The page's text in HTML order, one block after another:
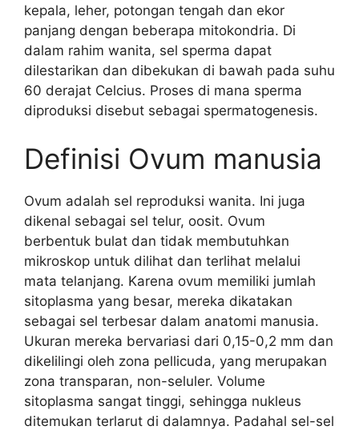
kepala, leher, potongan tengah dan ekor
panjang dengan beberapa mitokondria. Di
dalam rahim wanita, sel sperma dapat
dilestarikan dan dibekukan di bawah pada suhu
60 derajat Celcius. Proses di mana sperma
diproduksi disebut sebagai spermatogenesis.
Definisi Ovum manusia
Ovum adalah sel reproduksi wanita. Ini juga
dikenal sebagai sel telur, oosit. Ovum
berbentuk bulat dan tidak membutuhkan
mikroskop untuk dilihat dan terlihat melalui
mata telanjang. Karena ovum memiliki jumlah
sitoplasma yang besar, mereka dikatakan
sebagai sel terbesar dalam anatomi manusia.
Ukuran mereka bervariasi dari 0,15-0,2 mm dan
dikelilingi oleh zona pellicuda, yang merupakan
zona transparan, non-seluler. Volume
sitoplasma sangat tinggi, sehingga nukleus
ditemukan terlarut di dalamnya. Padahal sel-sel